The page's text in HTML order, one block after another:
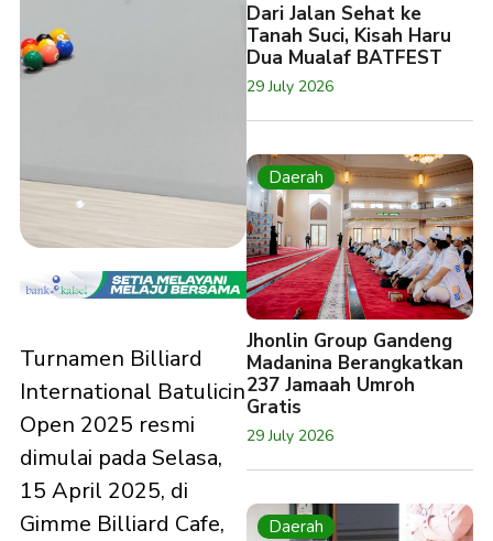
Turnamen Billiard
International Batulicin
Open 2025 resmi
dimulai pada Selasa,
15 April 2025, di
Gimme Billiard Cafe,
Dari Jalan Sehat ke
Tanah Suci, Kisah Haru
Dua Mualaf BATFEST
29 July 2026
Daerah
Jhonlin Group Gandeng
Madanina Berangkatkan
237 Jamaah Umroh
Gratis
29 July 2026
Daerah